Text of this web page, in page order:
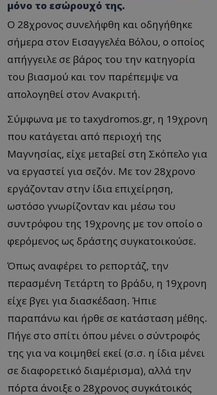
μόνο το εσώρουχό της.
Ο 28χρονος συνελήφθη και οδηγήθηκε
σήμερα στον Εισαγγελέα Βόλου, ο οποίος
απήγγειλε σε βάρος του την κατηγορία
του βιασμού και τον παρέπεμψε να
απολογηθεί στον Ανακριτή.
Σύμφωνα με το taxydromos.gr, η 19χρονη
που κατάγεται από περιοχή της
Μαγνησίας, είχε μεταβεί στη Σκόπελο για
να εργαστεί για σεζόν. Με τον 28χρονο
εργάζονταν στην ίδια επιχείρηση,
ωστόσο γνωρίζονταν και μέσω του
συντρόφου της 19χρονης με τον οποίο ο
φερόμενος ως δράστης συγκατοικούσε.
Όπως αναφέρει το ρεπορτάζ, την
περασμένη Τετάρτη το βράδυ, η 19χρονη
είχε βγει για διασκέδαση. Ήπιε
παραπάνω και ήρθε σε κατάσταση μέθης.
Πήγε στο σπίτι όπου μένει ο σύντροφός
της για να κοιμηθεί εκεί (σ.σ. η ίδια μένει
σε διαφορετικό διαμέρισμα), αλλά την
πόρτα άνοιξε ο 28χρονος συγκάτοικός